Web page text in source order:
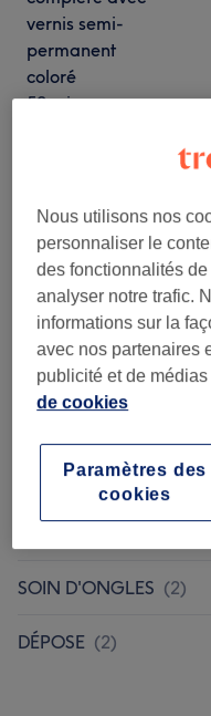
vernis semi-
permanent
coloré
50 min
vernis semi-
permanent
French
55 min
Ce n'est pas ce que vous
Recherchez dans
POSE DE VERNIS ( 1)
SOIN D'ONGLES (2)
DÉPOSE (2)
Nous utilisons nos
personnaliser le
des fonctionnalités
analyser notre trafic.
informations sur la
avec nos partenaires
publicité et de
de cookies
Paramètres des
cookies